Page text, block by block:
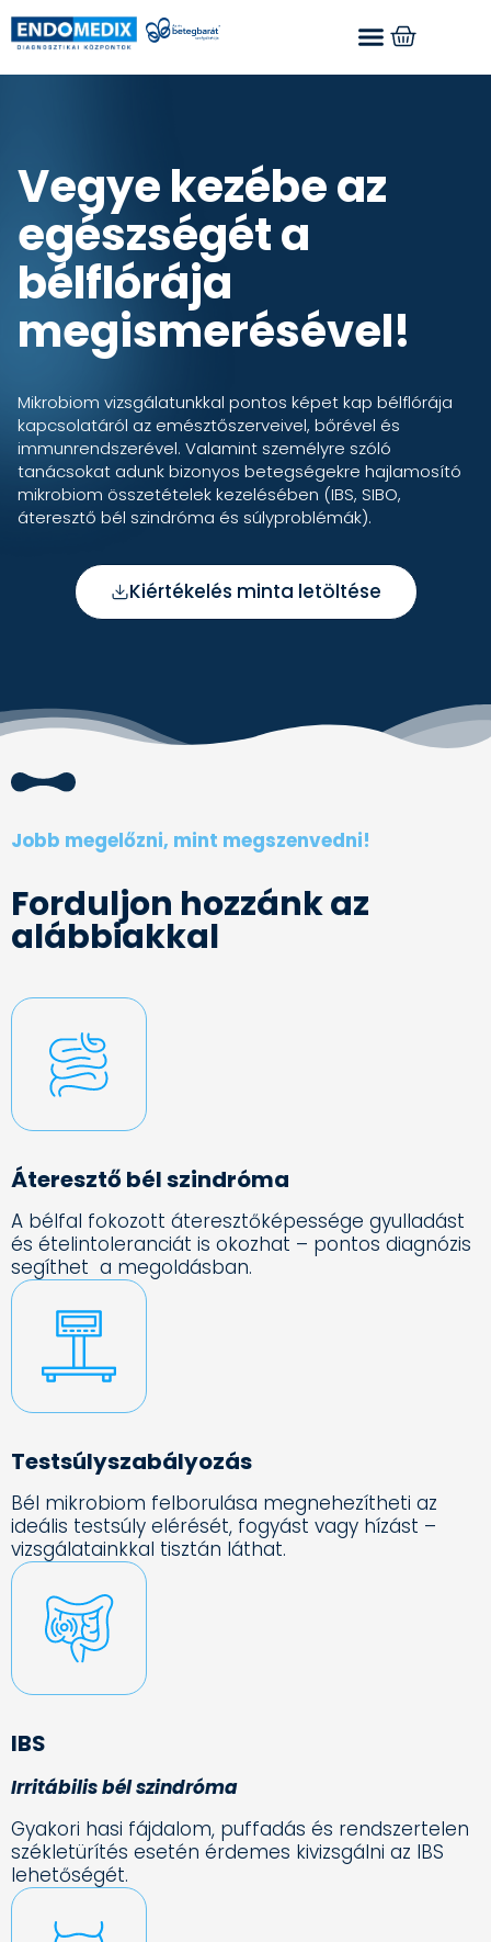
Vegye kezébe az
egészségét a
bélflórája
megismerésével!
Mikrobiom vizsgálatunkkal pontos képet kap bélflórája
kapcsolatáról az emésztőszerveivel, bőrével és
immunrendszerével. Valamint személyre szóló
tanácsokat adunk bizonyos betegségekre hajlamosító
mikrobiom összetételek kezelésében (IBS, SIBO,
áteresztő bél szindróma és súlyproblémák).
Kiértékelés minta letöltése
Jobb megelőzni, mint megszenvedni!
Forduljon hozzánk az
alábbiakkal
Áteresztő bél szindróma
A bélfal fokozott áteresztőképessége gyulladást
és ételintoleranciát is okozhat – pontos diagnózis
segíthet a megoldásban.
Testsúlyszabályozás
Bél mikrobiom felborulása megnehezítheti az
ideális testsúly elérését, fogyást vagy hízást –
vizsgálatainkkal tisztán láthat.
IBS
Irritábilis bél szindróma
Gyakori hasi fájdalom, puffadás és rendszertelen
székletürítés esetén érdemes kivizsgálni az IBS
lehetőségét.